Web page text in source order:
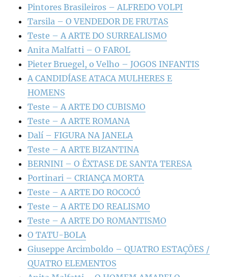
Pintores Brasileiros – ALFREDO VOLPI
Tarsila – O VENDEDOR DE FRUTAS
Teste – A ARTE DO SURREALISMO
Anita Malfatti – O FAROL
Pieter Bruegel, o Velho – JOGOS INFANTIS
A CANDIDÍASE ATACA MULHERES E
HOMENS
Teste – A ARTE DO CUBISMO
Teste – A ARTE ROMANA
Dalí – FIGURA NA JANELA
Teste – A ARTE BIZANTINA
BERNINI – O ÊXTASE DE SANTA TERESA
Portinari – CRIANÇA MORTA
Teste – A ARTE DO ROCOCÓ
Teste – A ARTE DO REALISMO
Teste – A ARTE DO ROMANTISMO
O TATU-BOLA
Giuseppe Arcimboldo – QUATRO ESTAÇÕES /
QUATRO ELEMENTOS